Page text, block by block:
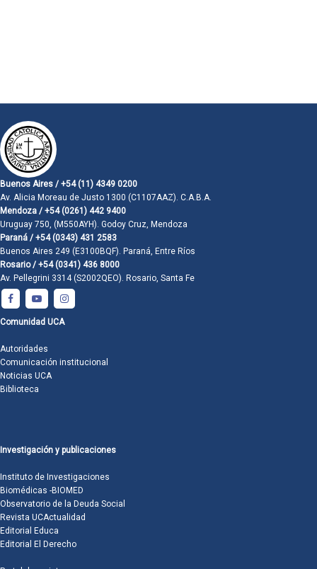
Buenos Aires / +54 (11) 4349 0200
Av. Alicia Moreau de Justo 1300 (C1107AAZ). C.A.B.A.
Mendoza / +54 (0261) 442 9400
Uruguay 750, (M550AYH). Godoy Cruz, Mendoza
Paraná / +54 (0343) 431 2583
Buenos Aires 249 (E3100BQF). Paraná, Entre Ríos
Rosario / +54 (0341) 436 8000
Av. Pellegrini 3314 (S2002QEO). Rosario, Santa Fe
Comunidad UCA
Autoridades
Comunicación institucional
Noticias UCA
Biblioteca
Investigación y publicaciones
Instituto de Investigaciones
Biomédicas -BIOMED
Observatorio de la Deuda Social
Revista UCActualidad
Editorial Educa
Editorial El Derecho